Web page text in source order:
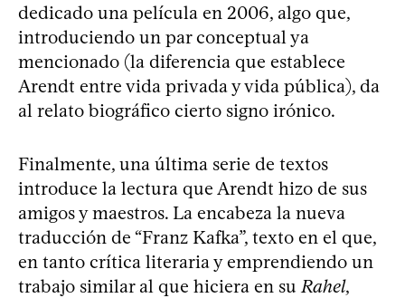
dedicado una película en 2006, algo que,
introduciendo un par conceptual ya
mencionado (la diferencia que establece
Arendt entre vida privada y vida pública), da
al relato biográfico cierto signo irónico.
Finalmente, una última serie de textos
introduce la lectura que Arendt hizo de sus
amigos y maestros. La encabeza la nueva
traducción de “Franz Kafka”, texto en el que,
en tanto crítica literaria y emprendiendo un
trabajo similar al que hiciera en su Rahel,